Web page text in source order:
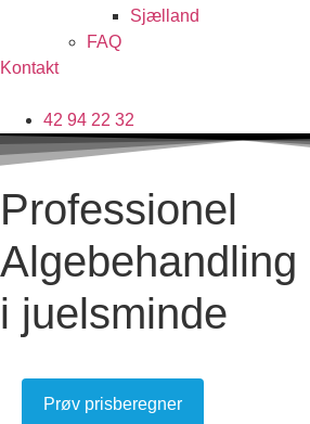
Sjælland
FAQ
Kontakt
42 94 22 32
Professionel
Algebehandling
i juelsminde
Prøv prisberegner